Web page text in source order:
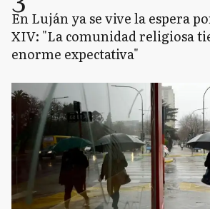
En Luján ya se vive la espera
XIV: "La comunidad religiosa
enorme expectativa"